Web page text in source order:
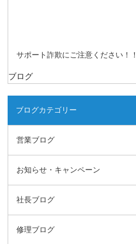
サポート詐欺にご注意ください！！
ブログ
ブログカテゴリー
営業ブログ
お知らせ・キャンペーン
社長ブログ
修理ブログ